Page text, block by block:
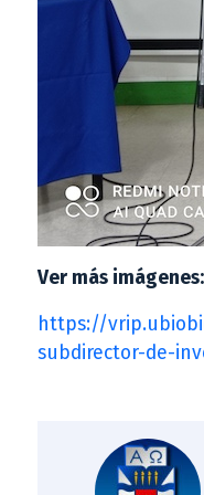
Ver más imágenes:
https://
subdirector-de-